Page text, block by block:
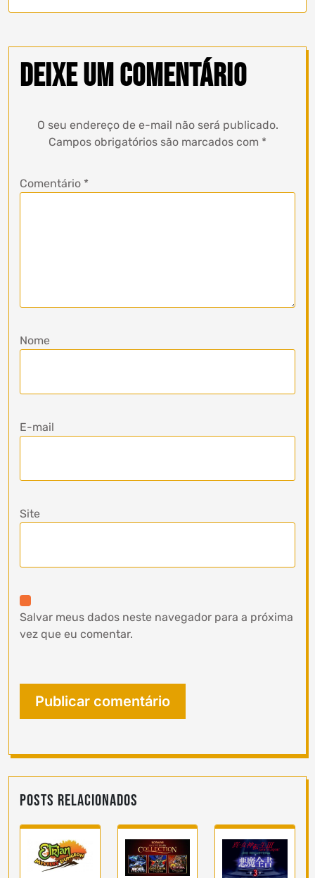
Deixe um comentário
O seu endereço de e-mail não será publicado.
Campos obrigatórios são marcados com *
Comentário *
Nome
E-mail
Site
Salvar meus dados neste navegador para a próxima
vez que eu comentar.
Posts Relacionados